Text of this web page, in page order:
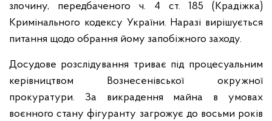
злочину, передбаченого ч. 4 ст. 185 (Крадіжка)
Кримінального кодексу України. Наразі вирішується
питання щодо обрання йому запобіжного заходу.
Досудове розслідування триває під процесуальним
керівництвом Вознесенівської окружної
прокуратури. За викрадення майна в умовах
воєнного стану фігуранту загрожує до восьми років